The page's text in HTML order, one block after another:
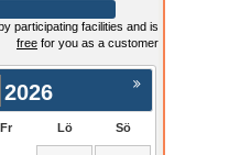
participating facilities and is
free for you as a customer
2026
Fr Lö Sö